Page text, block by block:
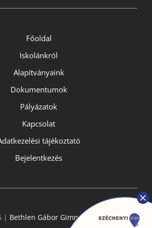
Főoldal
Iskolánkról
Alapítványaink
Dokumentumok
Pályázatok
Kapcsolat
tájékoztató
Bejelentkezés
| Bethlen Gábor Gimnázium- All Rights